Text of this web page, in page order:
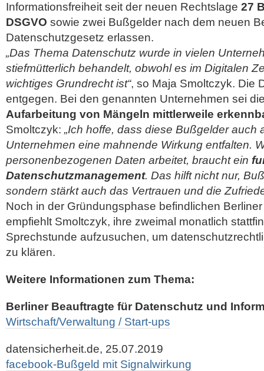
Informationsfreiheit seit der neuen Rechtslage 27
DSGVO sowie zwei Bußgelder nach dem neuen
Datenschutzgesetz erlassen.
„Das Thema Datenschutz wurde in vielen
stiefmütterlich behandelt, obwohl es im Digitalen
wichtiges Grundrecht ist“, so Maja Smoltczyk. Die
entgegen. Bei den genannten Unternehmen sei
Aufarbeitung von Mängeln mittlerweile
Smoltczyk: „Ich hoffe, dass diese Bußgelder auch
Unternehmen eine mahnende Wirkung entfalten.
personenbezogenen Daten arbeitet, braucht ein
Datenschutzmanagement. Das hilft nicht nur,
sondern stärkt auch das Vertrauen und die
Noch in der Gründungsphase befindlichen
empfiehlt Smoltczyk, ihre zweimal monatlich
Sprechstunde aufzusuchen, um
zu klären.
Weitere Informationen zum Thema:
Berliner Beauftragte für Datenschutz und
Wirtschaft/Verwaltung / Start-ups
datensicherheit.de, 25.07.2019
facebook-Bußgeld mit Signalwirkung